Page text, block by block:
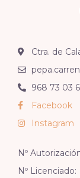
Ctra. de
968 73 03
Facebook
Instagram
Nº
Nº Licenciado: